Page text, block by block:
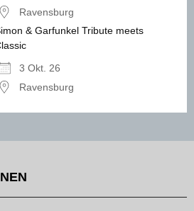
Ravensburg
& Garfunkel Tribute meets
3 Okt. 26
Ravensburg